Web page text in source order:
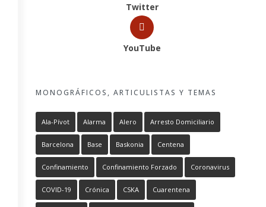
Twitter
YouTube
MONOGRÁFICOS, ARTICULISTAS Y TEMAS
Ala-Pívot Alarma Alero Arresto Domiciliario
Barcelona Base Baskonia Centena
Confinamiento Confinamiento Forzado Coronavirus
COVID-19 Crónica CSKA Cuarentena